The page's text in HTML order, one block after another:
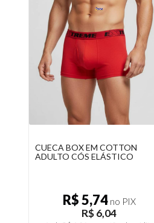
CUECA BOX EM COTTON
ADULTO CÓS ELÁSTICO
R$ 5,74no PIX
R$ 6,04